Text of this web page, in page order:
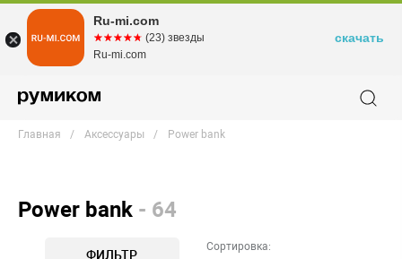
Главная Аксессуары Power bank
Power bank - 64
ФИЛЬТР
Сортировка:
Ru-mi.com
☆☆☆☆☆
★★★★★ (23) звезды
Ru-mi.com
скачать